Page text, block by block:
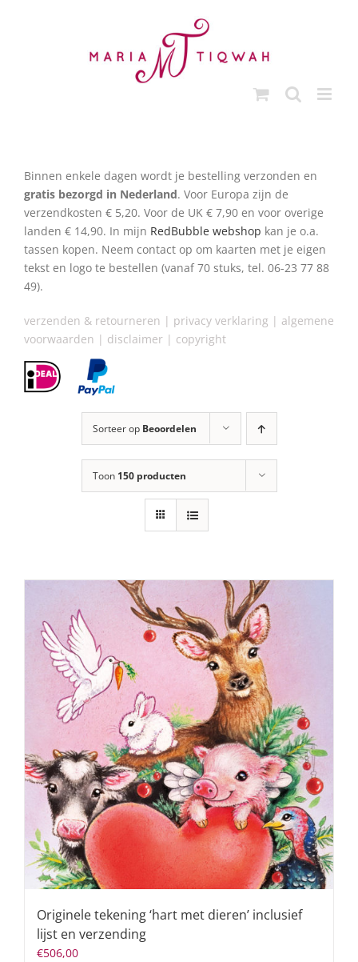
Binnen enkele dagen wordt je bestelling verzonden en
gratis bezorgd in Nederland. Voor Europa zijn de
verzendkosten € 5,20. Voor de UK € 7,90 en voor overige
landen € 14,90. In mijn RedBubble webshop kan je o.a.
tassen kopen. Neem contact op om kaarten met je eigen
tekst en logo te bestellen (vanaf 70 stuks, tel. 06-23 77 88
49).
verzenden & retourneren | privacy verklaring | algemene
voorwaarden | disclaimer | copyright
Sorteer op Beoordelen
Toon 150 producten
Originele tekening ‘hart met dieren’ inclusief
lijst en verzending
€506,00